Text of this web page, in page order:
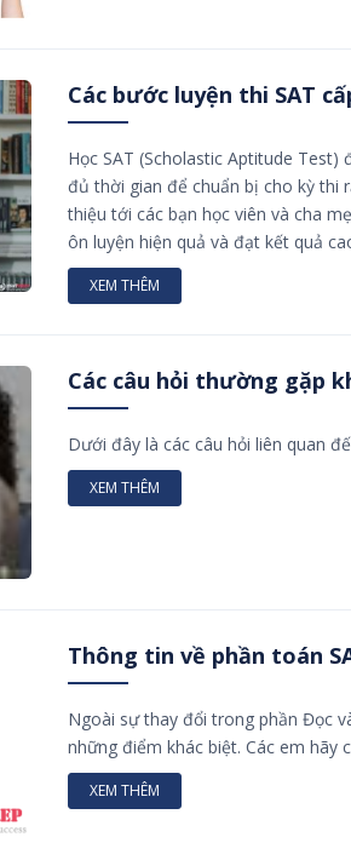
Các bước luyện thi SAT
Học SAT (Scholastic Aptitude
đủ thời gian để chuẩn bị cho kỳ thi
thiệu tới các bạn học viên và cha
ôn luyện hiện quả và đạt kết quả
XEM THÊM
Các câu hỏi thường gặp
Dưới đây là các câu hỏi liên quan
XEM THÊM
Thông tin về phần toán
Ngoài sự thay đổi trong phần Đọc
những điểm khác biệt. Các em hãy
XEM THÊM